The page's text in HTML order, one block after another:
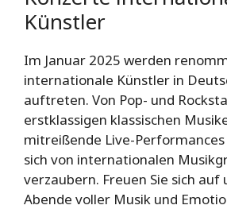
Künstler
Im Januar 2025 werden
internationale Künstler in
auftreten. Von Pop- und
erstklassigen klassischen
mitreißende Live-Performances
sich von internationalen
verzaubern. Freuen Sie sich auf
Abende voller Musik und